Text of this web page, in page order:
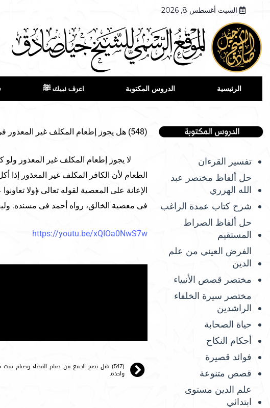
السبت أغسطس 8, 2026
الرئيسية الدروس المكتوبة اعرف نبيك ﷺ
تفسير القرءان
حل ألفاظ مختصر عبد
الله الهرري
شرح كتاب عمدة الراغب
حل ألفاظ الصراط
المستقيم
الفرض العيني من علم
الدين
مختصر قصص الأنبياء
مختصر سيرة الخلفاء
الراشدين
حياة الصحابة
أحكام النكاح
فوائد قصيرة
قصص متنوعة
علم الدين مستوى
ابتدائي
(548) هل يجوز إطعام المكلف غير المعذور فى نهار رمضان.
لا يجوز إطعام المكلف غير المعذور ولو
الطعام لأن الكافر المكلف غير المعذور إذا
الإعانة على المعصية لقوله تعالى ﴿ولا
فى معصية الخالق، رواه أحمد فى مسنده.
https://youtu.be/xQIOa0NwS7w
(547) هل يصح الجمع بين صيام القضاء وصيام
واحدة.